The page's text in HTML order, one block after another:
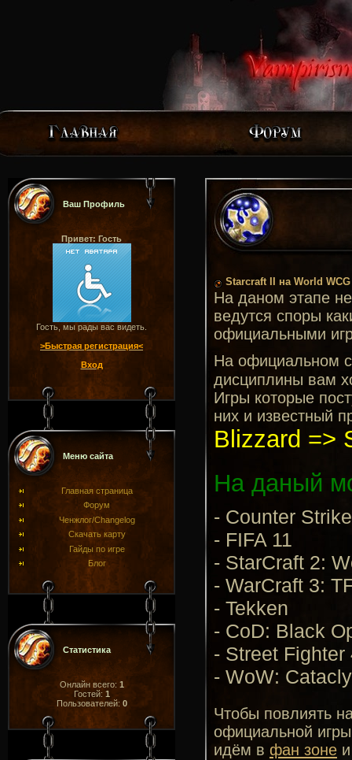
Ваш Профиль
Привет: Гость
Гость, мы рады вас видеть.
>Быстрая регистрация<
Вход
Меню сайта
Главная страница
Форум
Ченжлог/Changelog
Скачать карту
Гайды по игре
Блог
Статистика
Онлайн всего: 1
Гостей: 1
Пользователей: 0
Starcraft II на World WCG
На даном этапе
ведутся споры
официальными
На официальном
дисциплины вам
Игры которые
них и известный
Blizzard =>
На даный
- Counter
- FIFA 11
- StarCraft 2:
- WarCraft 3:
- Tekken
- CoD: Black
- Street Fighter
- WoW:
Чтобы повлиять
официальной
идём в фан зоне